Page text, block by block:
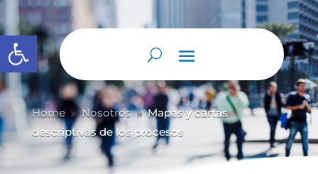
Abrir barra de herramientas
Home 9 Nosotros 9 Mapas y cartas
descriptivas de los procesos